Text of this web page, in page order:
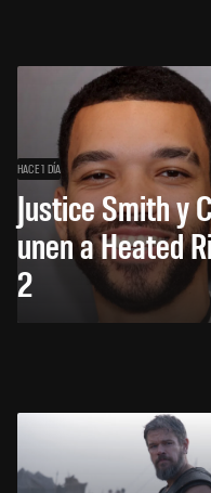
HACE 1 DÍA
Justice Smith y
unen a Heated
2